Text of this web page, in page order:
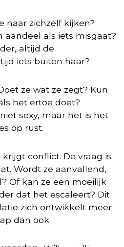
naar zichzelf kijken?
aandeel als iets misgaat?
altijd de
iets buiten haar?
ze wat ze zegt? Kun
het ertoe doet?
sexy, maar het is het
op rust.
krijgt conflict. De vraag is
Wordt ze aanvallend,
Of kan ze een moeilijk
dat het escaleert? Dit
zich ontwikkelt meer
dan ook.